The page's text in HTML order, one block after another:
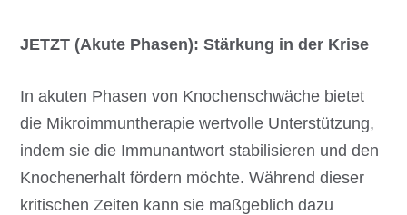
JETZT (Akute Phasen): Stärkung in der Krise
In akuten Phasen von Knochenschwäche bietet
die Mikroimmuntherapie wertvolle Unterstützung,
indem sie die Immunantwort stabilisieren und den
Knochenerhalt fördern möchte. Während dieser
kritischen Zeiten kann sie maßgeblich dazu